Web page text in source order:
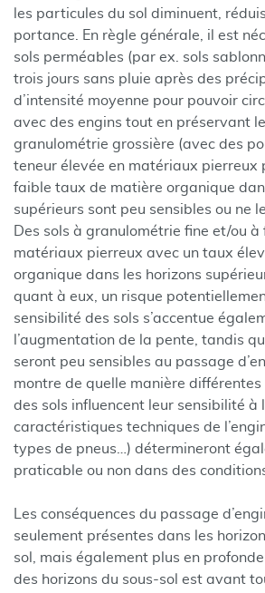
les particules du sol diminuent,
portance. En règle générale, il est
sols perméables (par ex. sols
trois jours sans pluie après des
d’intensité moyenne pour pouvoir
avec des engins tout en préservant
granulométrie grossière (avec des
teneur élevée en matériaux pierreux
faible taux de matière organique
supérieurs sont peu sensibles ou ne
Des sols à granulométrie fine et/ou
matériaux pierreux avec un taux
organique dans les horizons
quant à eux, un risque
sensibilité des sols s’accentue
l’augmentation de la pente, tandis
seront peu sensibles au passage
montre de quelle manière
des sols influencent leur sensibilité à
caractéristiques techniques de
types de pneus…) détermineront
praticable ou non dans des
Les conséquences du passage
seulement présentes dans les
sol, mais également plus en
des horizons du sous-sol est avant